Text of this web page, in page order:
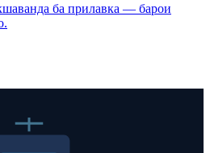
ба прилавка — барои